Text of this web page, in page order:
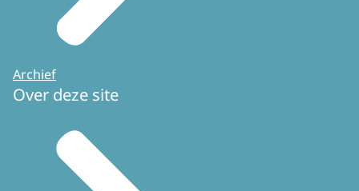
Archief
Over deze site